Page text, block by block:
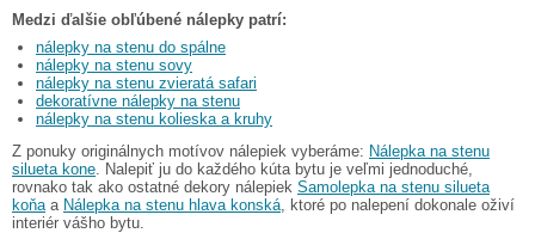
Medzi ďalšie obľúbené nálepky patrí:
nálepky na stenu do spálne
nálepky na stenu sovy
nálepky na stenu zvieratá safari
dekoratívne nálepky na stenu
nálepky na stenu kolieska a kruhy
Z ponuky originálnych motívov nálepiek vyberáme: Nálepka na stenu
silueta kone . Nalepiť ju do každého kúta bytu je veľmi jednoduché,
rovnako tak ako ostatné dekory nálepiek Samolepka na stenu silueta
koňa a Nálepka na stenu hlava konská , ktoré po nalepení dokonale oživí
interiér vášho bytu.